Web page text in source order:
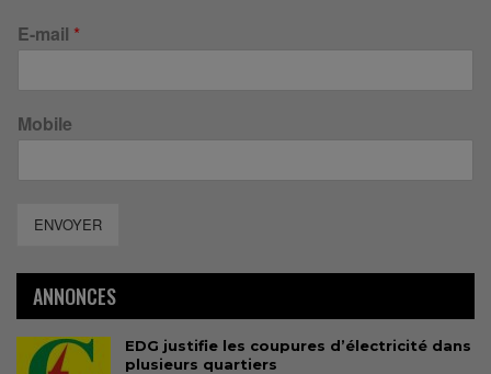
E-mail *
Mobile
ENVOYER
ANNONCES
EDG justifie les coupures d’électricité dans
plusieurs quartiers